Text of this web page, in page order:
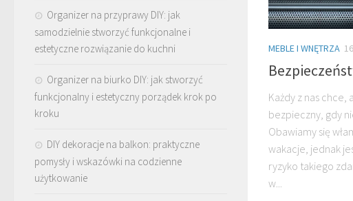
MEBLE I WNĘTRZA
Każdy z nas chce,
bezpieczny, gdy
Obawiamy się
wakacje, jednak
ryzyko takiego
w...
Organizer na przyprawy DIY: jak
samodzielnie stworzyć funkcjonalne i
estetyczne rozwiązanie do kuchni
Organizer na biurko DIY: jak stworzyć
funkcjonalny i estetyczny porządek krok po
kroku
DIY dekoracje na balkon: praktyczne
pomysły i wskazówki na codzienne
użytkowanie